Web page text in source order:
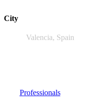
City
Valencia, Spain
Professionals